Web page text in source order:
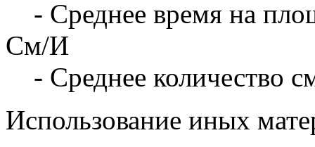
- Среднее время на
См/И
- Среднее количество
Использование иных